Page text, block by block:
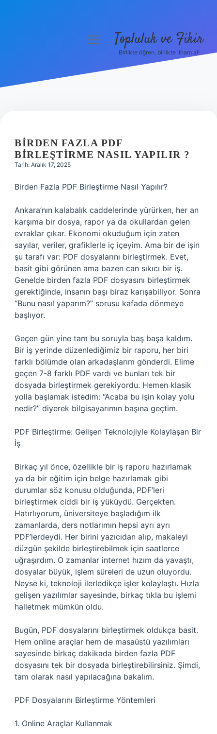
Hakkımızda
menüyüTopluluk ve Fikir
Birlikte öğren, birlikte ilham al!
BIRDEN FAZLA PDF
BIRLEŞTIRME NASIL YAPILIR ?
Tarih: Aralık 17, 2025
Birden Fazla PDF Birleştirme Nasıl Yapılır?
Ankara’nın kalabalık caddelerinde yürürken, her an
karşıma bir dosya, rapor ya da okullardan gelen
evraklar çıkar. Ekonomi okuduğum için zaten
sayılar, veriler, grafiklerle iç içeyim. Ama bir de işin
şu tarafı var: PDF dosyalarını birleştirmek. Evet,
basit gibi görünen ama bazen can sıkıcı bir iş.
Genelde birden fazla PDF dosyasını birleştirmek
gerektiğinde, insanın başı biraz karışabiliyor. Sonra
“Bunu nasıl yaparım?” sorusu kafada dönmeye
başlıyor.
Geçen gün yine tam bu soruyla baş başa kaldım.
Bir iş yerinde düzenlediğimiz bir raporu, her biri
farklı bölümde olan arkadaşlarım gönderdi. Elime
geçen 7-8 farklı PDF vardı ve bunları tek bir
dosyada birleştirmek gerekiyordu. Hemen klasik
yolla başlamak istedim: “Acaba bu işin kolay yolu
nedir?” diyerek bilgisayarımın başına geçtim.
PDF Birleştirme: Gelişen Teknolojiyle Kolaylaşan Bir
İş
Birkaç yıl önce, özellikle bir iş raporu hazırlamak
ya da bir eğitim için belge hazırlamak gibi
durumlar söz konusu olduğunda, PDF’leri
birleştirmek ciddi bir iş yüküydü. Gerçekten.
Hatırlıyorum, üniversiteye başladığım ilk
zamanlarda, ders notlarımın hepsi ayrı ayrı
PDF’lerdeydi. Her birini yazıcıdan alıp, makaleyi
düzgün şekilde birleştirebilmek için saatlerce
uğraşırdım. O zamanlar internet hızım da yavaştı,
dosyalar büyük, işlem süreleri de uzun oluyordu.
Neyse ki, teknoloji ilerledikçe işler kolaylaştı. Hızla
gelişen yazılımlar sayesinde, birkaç tıkla bu işlemi
halletmek mümkün oldu.
Bugün, PDF dosyalarını birleştirmek oldukça basit.
Hem online araçlar hem de masaüstü yazılımları
sayesinde birkaç dakikada birden fazla PDF
dosyasını tek bir dosyada birleştirebilirsiniz. Şimdi,
tam olarak nasıl yapılacağına bakalım.
PDF Dosyalarını Birleştirme Yöntemleri
1. Online Araçlar Kullanmak